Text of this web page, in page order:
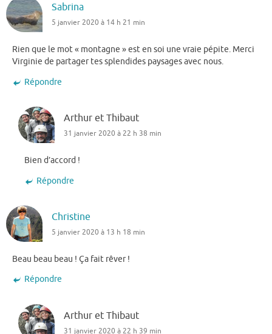
Sabrina
5 janvier 2020 à 14 h 21 min
Rien que le mot « montagne » est en soi une vraie pépite. Merci
Virginie de partager tes splendides paysages avec nous.
Répondre
Arthur et Thibaut
31 janvier 2020 à 22 h 38 min
Bien d’accord !
Répondre
Christine
5 janvier 2020 à 13 h 18 min
Beau beau beau ! Ça fait rêver !
Répondre
Arthur et Thibaut
31 janvier 2020 à 22 h 39 min